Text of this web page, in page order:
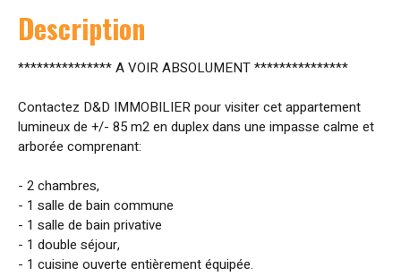
Description
*************** A VOIR ABSOLUMENT ***************
Contactez D&D IMMOBILIER pour visiter cet appartement
lumineux de +/- 85 m2 en duplex dans une impasse calme et
arborée comprenant:
- 2 chambres,
- 1 salle de bain commune
- 1 salle de bain privative
- 1 double séjour,
- 1 cuisine ouverte entièrement équipée.